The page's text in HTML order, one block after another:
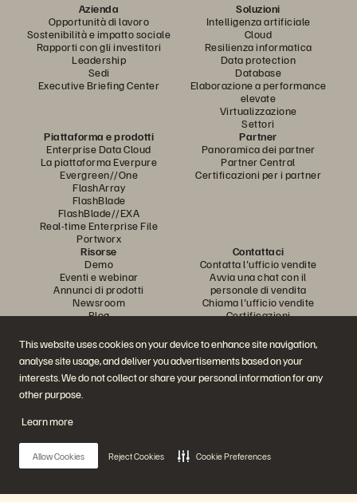
This website uses cookies on your device to enhance site navigation,
analyse site usage, and deliver you advertisements based on your
interests. We do not collect or share your personal information for any
other purpose.
Learn more
Allow Cookies Reject Cookies Cookie Preferences
Azienda
Opportunità di lavoro
Sostenibilità e impatto sociale
Rapporti con gli investitori
Leadership
Sedi
Executive Briefing Center
Soluzioni
Intelligenza artificiale
Cloud
Resilienza informatica
Data protection
Database
Elaborazione a performance
elevate
Virtualizzazione
Settori
Piattaforma e prodotti
Enterprise Data Cloud
La piattaforma Everpure
Evergreen//One
FlashArray
FlashBlade
FlashBlade//EXA
Real-time Enterprise File
Portworx
Partner
Panoramica dei partner
Partner Central
Certificazioni per i partner
Risorse
Demo
Eventi e webinar
Annunci di prodotti
Newsroom
Blog
Community dei clienti
Articolo della knowledge base
Contattaci
Contatta l'ufficio vendite
Avvia una chat con il
personale di vendita
Chiama l'ufficio vendite
Certificazioni
vulnerabilità
Segui tutti i canali social ufficiali di Everpure
PrivacyTermini del sito WebNote legaliTrust CenterImpostazioni dei cookie